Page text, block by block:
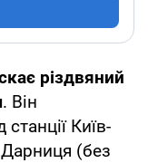
різдвяний
. Він
Київ-
(без